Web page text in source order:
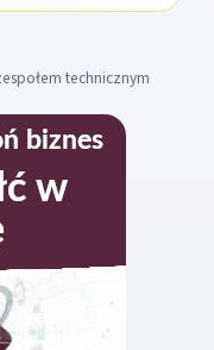
technicznym